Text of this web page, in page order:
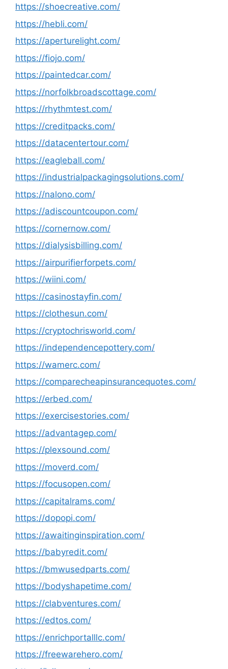
https://shoecreative.com/
https://hebli.com/
https://aperturelight.com/
https://fiojo.com/
https://paintedcar.com/
https://norfolkbroadscottage.com/
https://rhythmtest.com/
https://creditpacks.com/
https://datacentertour.com/
https://eagleball.com/
https://industrialpackagingsolutions.com/
https://nalono.com/
https://adiscountcoupon.com/
https://cornernow.com/
https://dialysisbilling.com/
https://airpurifierforpets.com/
https://wiini.com/
https://casinostayfin.com/
https://clothesun.com/
https://cryptochrisworld.com/
https://independencepottery.com/
https://wamerc.com/
https://comparecheapinsurancequotes.com/
https://erbed.com/
https://exercisestories.com/
https://advantagep.com/
https://plexsound.com/
https://moverd.com/
https://focusopen.com/
https://capitalrams.com/
https://dopopi.com/
https://awaitinginspiration.com/
https://babyredit.com/
https://bmwusedparts.com/
https://bodyshapetime.com/
https://clabventures.com/
https://edtos.com/
https://enrichportalllc.com/
https://freewarehero.com/